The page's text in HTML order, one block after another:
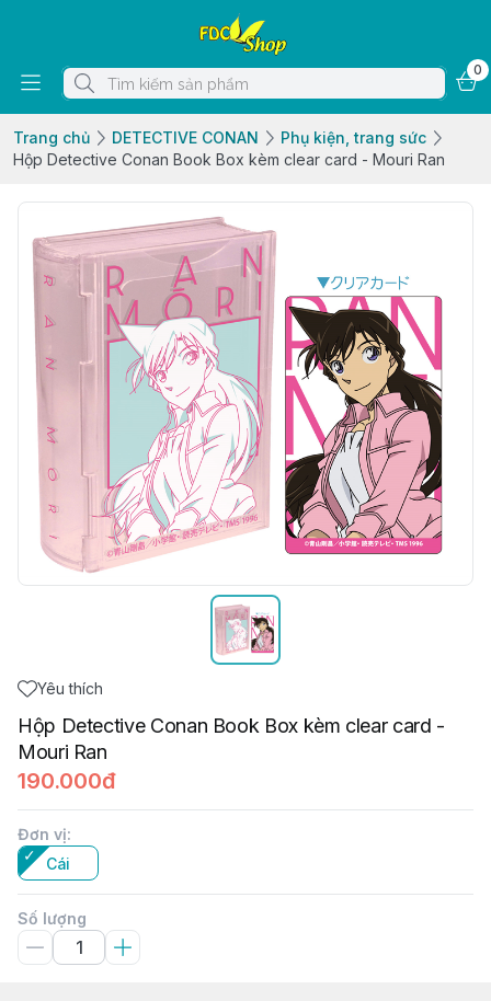
0
Trang chủ DETECTIVE CONAN
Phụ kiện, trang sức
Hộp Detective Conan Book Box kèm clear card - Mouri Ran
Yêu thích
Hộp Detective Conan Book Box kèm clear card -
Mouri Ran
190.000đ
Đơn vị:
Cái
Số lượng